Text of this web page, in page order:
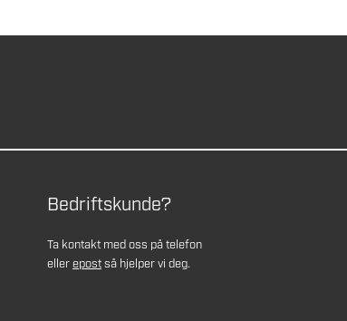
Bedriftskunde?
Ta kontakt med oss på telefon
ellerepostså hjelper vi deg.